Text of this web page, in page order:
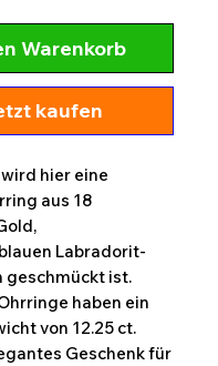
Warenkorb
kaufen
hier eine
aus 18
Labradorit-
geschmückt ist.
haben ein
von 12.25 ct.
Geschenk für